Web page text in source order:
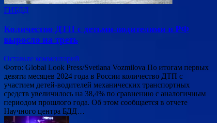
ГИБДД
Количество ДТП с детьми-водителями в РФ
выросло на треть
Оставьте комментарий
Фото: Global Look Press/Svetlana Vozmilova По итогам первых
девяти месяцев 2024 года в России количество ДТП с
участием детей-водителей механических транспортных
средств увеличилось на 38,4% по сравнению с аналогичным
периодом прошлого года. Об этом сообщается в отчете
Научного центра БДД…